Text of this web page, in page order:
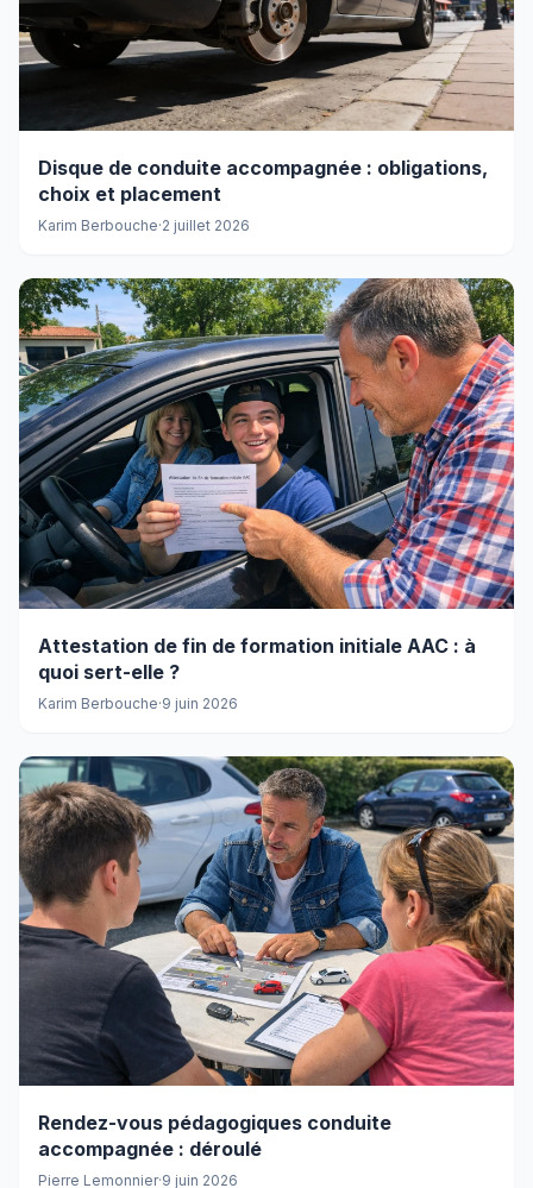
Disque de conduite accompagnée : obligations,
choix et placement
Karim Berbouche·2 juillet 2026
Attestation de fin de formation initiale AAC : à
quoi sert-elle ?
Karim Berbouche·9 juin 2026
Rendez-vous pédagogiques conduite
accompagnée : déroulé
Pierre Lemonnier·9 juin 2026